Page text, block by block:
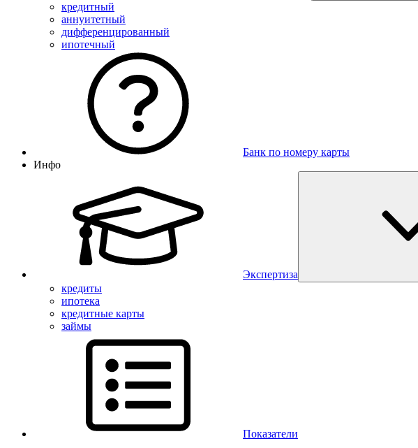
кредитный
аннуитетный
дифференцированный
ипотечный
Банк по номеру карты
Инфо
Экспертиза
кредиты
ипотека
кредитные карты
займы
Показатели